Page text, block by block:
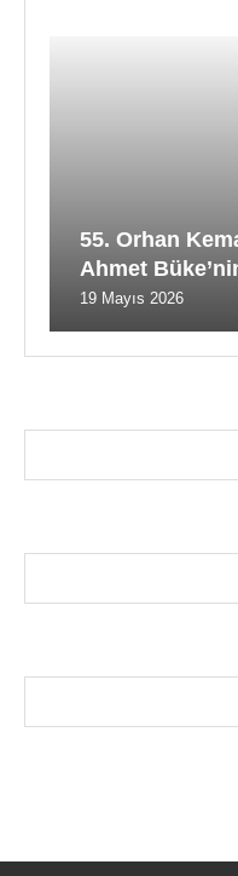
55. Orhan
Ahmet
19 Mayıs 2026